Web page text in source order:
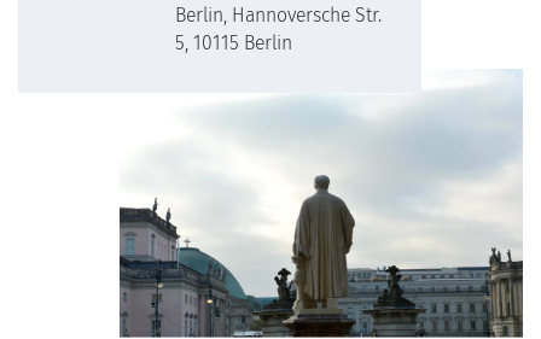
Berlin, Hannoversche Str.
5, 10115 Berlin